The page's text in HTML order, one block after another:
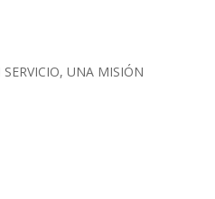
UNA MISIÓN